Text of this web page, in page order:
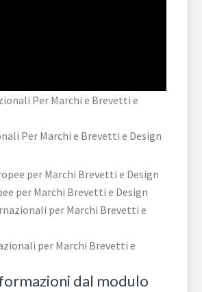
Per Marchi e Brevetti e Design
per Marchi Brevetti e Design
per Marchi Brevetti e
dal modulo